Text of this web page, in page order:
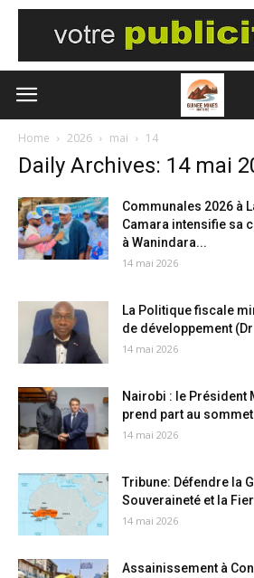
Home 2026 mai 14
Daily Archives: 14 mai
Communales 2026 à
Camara intensifie sa
à Wanindara...
14 mai 2026
La Politique fiscale
de développement
14 mai 2026
Nairobi : le Président
prend part au
14 mai 2026
Tribune: Défendre la
Souveraineté et la
14 mai 2026
Assainissement à